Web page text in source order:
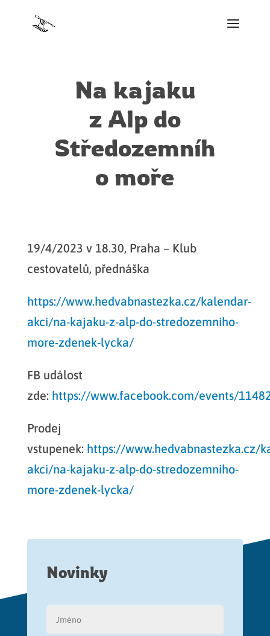
Na kajaku
z Alp do
Středozemníh
o moře
19/4/2023 v 18.30, Praha – Klub
cestovatelů, přednáška
https://www.hedvabnastezka.cz/kalendar-
akci/na-kajaku-z-alp-do-stredozemniho-
more-zdenek-lycka/
FB událost
zde: https://www.facebook.com/events/
Prodej
vstupenek: https://www.hedvabnastezka.cz/
akci/na-kajaku-z-alp-do-stredozemniho-
more-zdenek-lycka/
Novinky